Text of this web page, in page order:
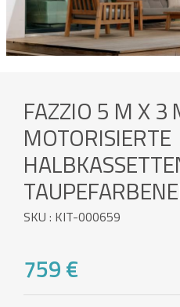
FAZZIO 5 M X 3
OTORISIERTE H
SKU : KIT-000659
759 €